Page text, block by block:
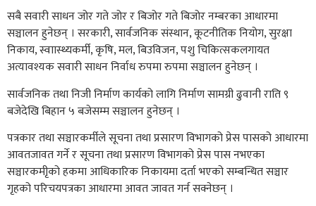
सबै सवारी साधन जोर गते जोर र बिजोर गते बिजोर नम्बरका आधारमा
सञ्चालन हुनेछन् । सरकारी, सार्वजनिक संस्थान, कूटनीतिक नियोग, सुरक्षा
निकाय, स्वाास्थ्यकर्मी, कृषि, मल, बिउविजन, पशु चिकित्सकलगायत
अत्यावश्यक सवारी साधन निर्वाध रुपमा रुपमा सञ्चालन हुनेछन् ।
सार्वजनिक तथा निजी निर्माण कार्यको लागि निर्माण सामग्री ढुवानी राति ९
बजेदेखि बिहान ५ बजेसम्म सञ्चालन हुनेछन् ।
पत्रकार तथा सञ्चारकर्मीले सूचना तथा प्रसारण विभागको प्रेस पासको आधारमा
आवतजावत गर्ने र सूचना तथा प्रसारण विभागको प्रेस पास नभएका
सञ्चारकमीृको हकमा आधिकारिक निकायमा दर्ता भएको सम्बन्धित सञ्चार
गृहको परिचयपत्रका आधारमा आवत जावत गर्न सक्नेछन् ।